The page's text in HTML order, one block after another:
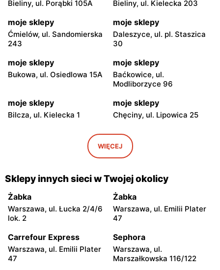
Bieliny, ul. Porąbki 105A Bieliny, ul. Kielecka 203
moje sklepy
Ćmielów, ul. Sandomierska
243
moje sklepy
Daleszyce, ul. pl. Staszica
30
moje sklepy
Bukowa, ul. Osiedlowa 15A
moje sklepy
Baćkowice, ul.
Modliborzyce 96
moje sklepy
Bilcza, ul. Kielecka 1
moje sklepy
Chęciny, ul. Lipowica 25
Iwaniska, ul. Ujazdowska 5
moje sklepy
Bogoria, ul. Rynek 30
Gorzyce, ul. Szkolna 44 Grębów, ul. Wydrza 180
moje sklepy
Jadachy, ul. Jadachy 111
moje sklepy
Jeżowe, ul. Zalesie 77
Kazimierza Wielka, ul.
Kolejowa 15
Kamień, ul. Błonie 23
WIĘCEJ
Sklepy innych sieci w Twojej okolicy
Żabka
Warszawa, ul. Łucka 2/4/6
lok. 2
Żabka
Warszawa, ul. Emilii Plater
47
Carrefour Express
Warszawa, ul. Emilii Plater
47
Sephora
Warszawa, ul.
Marszałkowska 116/122